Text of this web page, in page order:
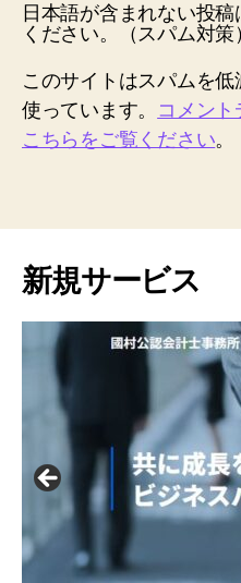
日本語が含まれない投
ください。（スパム対策
このサイトはスパムを
使っています。 コメン
こちらをご覧ください。
新規サービス